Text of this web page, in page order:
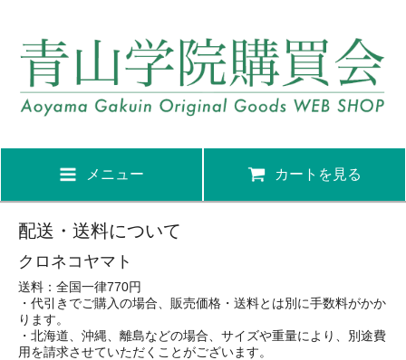
メニュー カートを見る
配送・送料について
クロネコヤマト
送料：全国一律770円
・代引きでご購入の場合、販売価格・送料とは別に手数料がかか
ります。
・北海道、沖縄、離島などの場合、サイズや重量により、別途費
用を請求させていただくことがございます。